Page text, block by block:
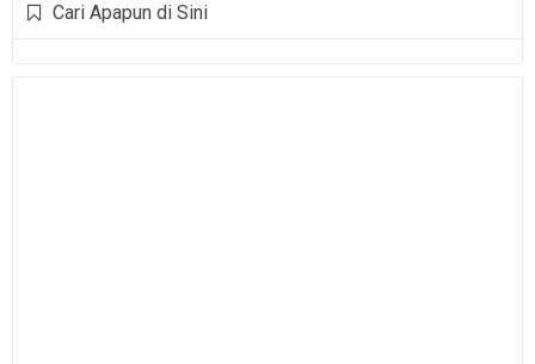
Cari Apapun di Sini